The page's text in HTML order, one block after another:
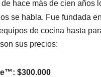
hace más de cien años
se habla. Fue fundada
de cocina hasta
sus precios:
$300.000